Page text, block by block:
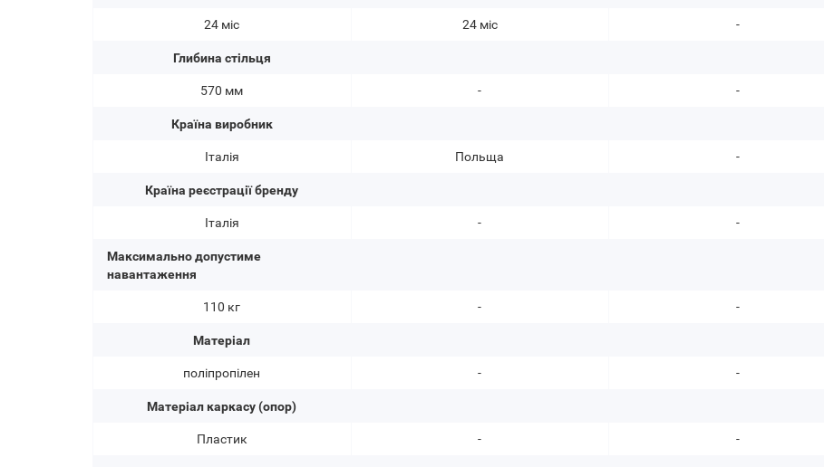
24 міс
Глибина стільця
570 мм
Країна виробник
Італія
Країна реєстрації бренду
Італія
Максимально допустиме
навантаження
110 кг
Матеріал
поліпропілен
Матеріал каркасу (опор)
Пластик
24 міс
-
Польща
-
-
-
-
-
-
-
-
-
-
-